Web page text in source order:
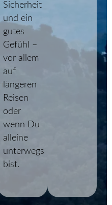
Sicherheit
und ein
gutes
Gefühl –
vor allem
auf
längeren
Reisen
oder
wenn Du
alleine
unterwegs
bist.